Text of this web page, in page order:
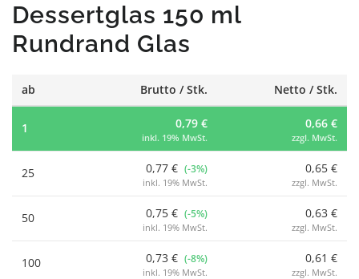
Dessertglas 150 ml
Rundrand Glas
ab Brutto / Stk. Netto / Stk.
1 0,79 €
inkl. 19% MwSt.
0,66 €
zzgl. MwSt.
25 0,77 € (-3%)
inkl. 19% MwSt.
0,65 €
zzgl. MwSt.
50 0,75 € (-5%)
inkl. 19% MwSt.
0,63 €
zzgl. MwSt.
100 0,73 € (-8%)
inkl. 19% MwSt.
0,61 €
zzgl. MwSt.